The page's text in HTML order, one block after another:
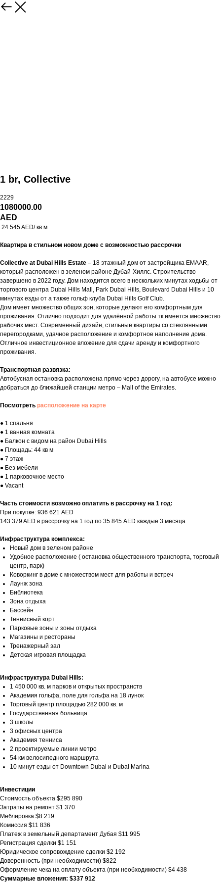
1 br, Collective
2229
1080000.00
AED
24 545 AED/ кв м
Квартира в стильном новом доме с возможностью рассрочки
Collective at Dubai Hills Estate – 18 этажный дом от застройщика EMAAR,
который расположен в зеленом районе Дубай-Хиллс. Строительство
завершено в 2022 году. Дом находится всего в нескольких минутах ходьбы от
торгового центра Dubai Hills Mall, Park Dubai Hills, Boulevard Dubai Hills и 10
минутах езды от а также гольф клуба Dubai Hills Golf Club.
Дом имеет множество общих зон, которые делают его комфортным для
проживания. Отлично подходит для удалённой работы тк имеется множество
рабочих мест. Современный дизайн, стильные квартиры со стеклянными
перегородками, удачное расположение и комфортное наполнение дома.
Отличное инвестиционное вложение для сдачи аренду и комфортного
проживания.
Транспортная развязка:
Автобусная остановка расположена прямо через дорогу, на автобусе можно
добраться до ближайшей станции метро – Mall of the Emirates.
Посмотреть расположение на карте
● 1 спальня
● 1 ванная комната
● Балкон с видом на район Dubai Hills
● Площадь: 44 кв м
● 7 этаж
● Без мебели
● 1 парковочное место
● Vacant
Часть стоимости возможно оплатить в рассрочку на 1 год:
При покупке: 936 621 AED
143 379 AED в рассрочку на 1 год по 35 845 AED каждые 3 месяца
Инфраструктура комплекса:
Новый дом в зеленом районе
Удобное расположение ( остановка общественного транспорта, торговый
центр, парк)
Коворкинг в доме с множеством мест для работы и встреч
Лаунж зона
Библиотека
Зона отдыха
Бассейн
Теннисный корт
Парковые зоны и зоны отдыха
Магазины и рестораны
Тренажерный зал
Детская игровая площадка
Инфраструктура Dubai Hills:
1 450 000 кв. м парков и открытых пространств
Академия гольфа, поле для гольфа на 18 лунок
Торговый центр площадью 282 000 кв. м
Государственная больница
3 школы
3 офисных центра
Академия тенниса
2 проектируемые линии метро
54 км велосипедного маршрута
10 минут езды от Downtown Dubai и Dubai Marina
Инвестиции
Стоимость объекта $295 890
Затраты на ремонт $1 370
Меблировка $8 219
Комиссия $11 836
Платеж в земельный департамент Дубая $11 995
Регистрация сделки $1 151
Юридическое сопровождение сделки $2 192
Доверенность (при необходимости) $822
Оформление чека на оплату объекта (при необходимости) $4 438
Суммарные вложения: $337 912